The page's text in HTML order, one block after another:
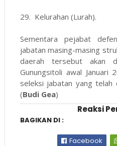
29. Kelurahan (Lurah).
Sementara pejabat
jabatan masing-masing
daerah tersebut akan
Gunungsitoli awal Januari
seleksi jabatan yang telah
(Budi Gea)
Reaksi
BAGIKAN DI :
Facebook